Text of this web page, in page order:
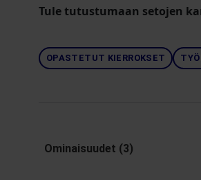
Tule tutustumaan setojen
OPASTETUT KIERROKSET
Ominaisuudet (3)